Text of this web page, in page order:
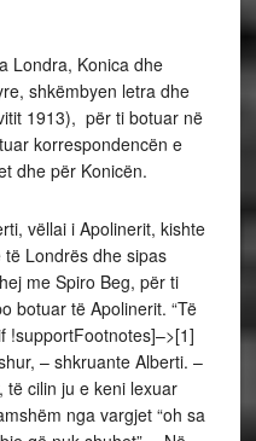
Londra, Konica dhe
shkëmbyen letra dhe
1913), për ti botuar në
korrespondencën e
dhe për Konicën.
vëllai i Apolinerit, kishte
Londrës dhe sipas
me Spiro Beg, për ti
botuar të Apolinerit. “Të
!supportFootnotes]–>[1]
– shkruante Alberti. –
të cilin ju e keni lexuar
nga vargjet “oh sa